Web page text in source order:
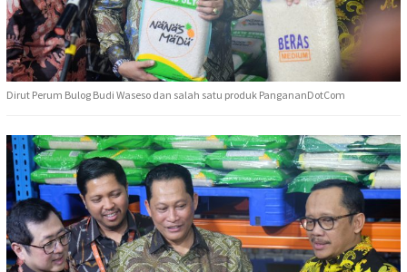
Dirut Perum Bulog Budi Waseso dan salah satu produk PangananDotCom